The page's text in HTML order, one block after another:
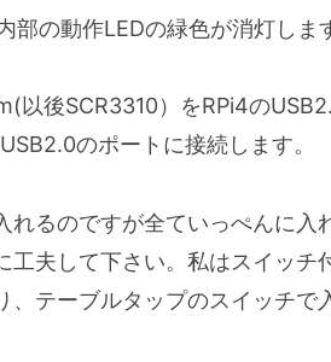
部の動作LEDの緑色が消灯しま
以後SCR3310）をRPi4の
のポートに接続します。
れるのですが全ていっぺんに入
工夫して下さい。私はスイッチ
、テーブルタップのスイッチで